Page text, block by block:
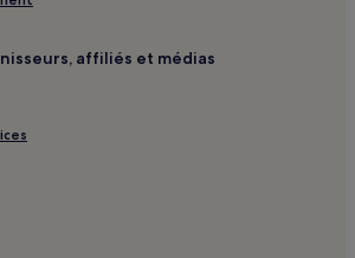
à proximité
Printemps : hôtels à proximité
affiliés et médias